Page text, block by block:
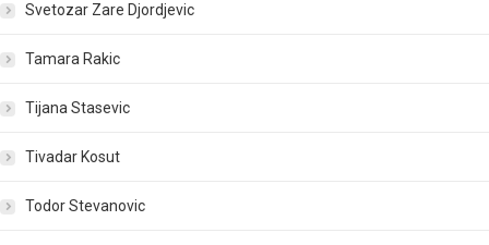
Svetozar Zare Djordjevic
Tamara Rakic
Tijana Stasevic
Tivadar Kosut
Todor Stevanovic